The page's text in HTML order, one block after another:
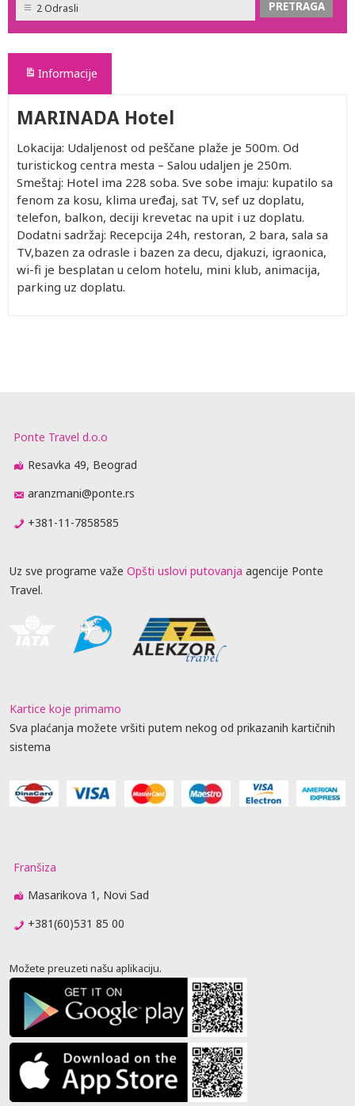
2 Odrasli
Informacije
MARINADA Hotel
Lokacija: Udaljenost od peščane plaže je 500m. Od
turistickog centra mesta – Salou udaljen je 250m.
Smeštaj: Hotel ima 228 soba. Sve sobe imaju: kupatilo sa
fenom za kosu, klima uređaj, sat TV, sef uz doplatu,
telefon, balkon, deciji krevetac na upit i uz doplatu.
Dodatni sadržaj: Recepcija 24h, restoran, 2 bara, sala sa
TV,bazen za odrasle i bazen za decu, djakuzi, igraonica,
wi-fi je besplatan u celom hotelu, mini klub, animacija,
parking uz doplatu.
Ponte Travel d.o.o
Resavka 49, Beograd
aranzmani@ponte.rs
+381-11-7858585
Uz sve programe važe Opšti uslovi putovanja agencije Ponte
Travel.
Kartice koje primamo
Sva plaćanja možete vršiti putem nekog od prikazanih kartičnih
sistema
Franšiza
Masarikova 1, Novi Sad
+381(60)531 85 00
Možete preuzeti našu aplikaciju.